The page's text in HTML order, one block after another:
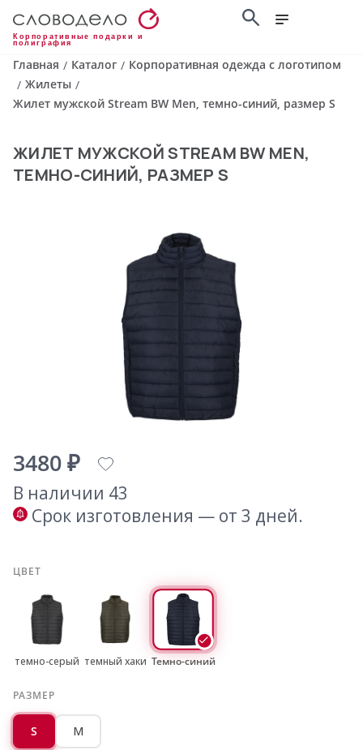
Корпоративные подарки и
полиграфия
Главная / Каталог / Корпоративная одежда с логотипом
/ Жилеты /
Жилет мужской Stream BW Men, темно-синий, размер S
ЖИЛЕТ МУЖСКОЙ STREAM BW MEN,
ТЕМНО-СИНИЙ, РАЗМЕР S
3480 ₽
В наличии 43
Срок изготовления — от 3 дней.
ЦВЕТ
темно-серый темный хаки Темно-синий
РАЗМЕР
S M